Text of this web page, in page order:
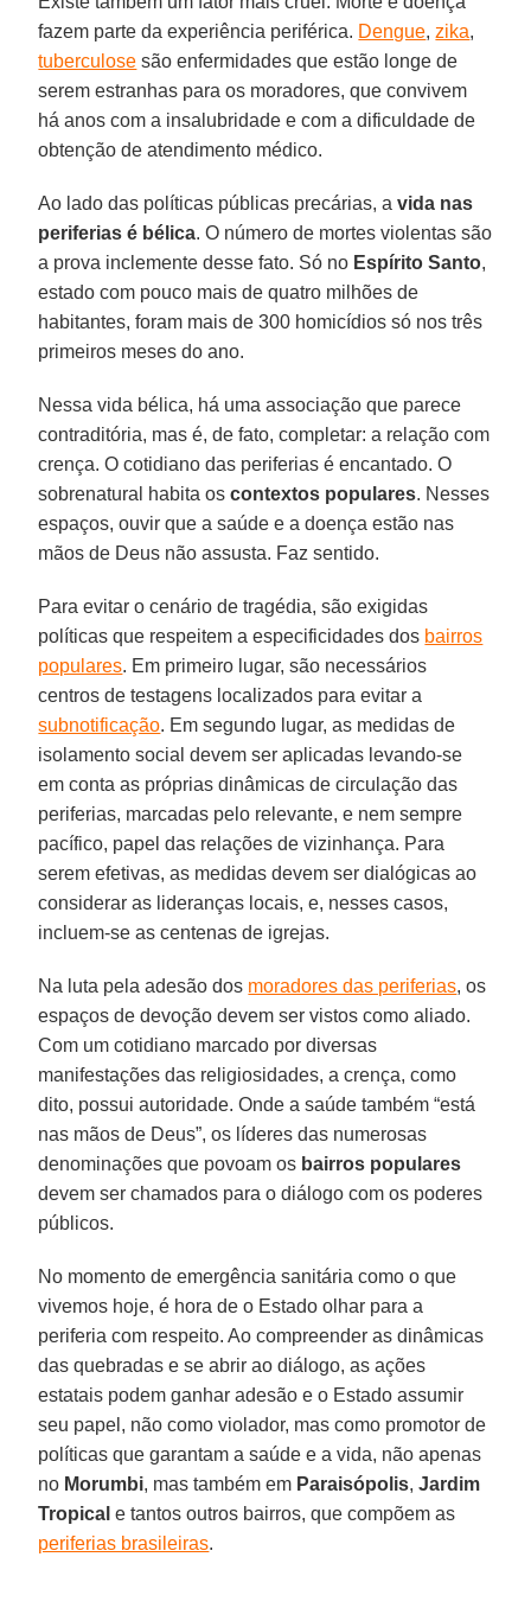
fazem parte da experiência periférica. Dengue,zika,
tuberculose são enfermidades que estão longe de
serem estranhas para os moradores, que convivem
há anos com a insalubridade e com a dificuldade de
obtenção de atendimento médico.
Ao lado das políticas públicas precárias, avida nas
periferias é bélica. O número de mortes violentas são
a prova inclemente desse fato. Só no Espírito Santo,
estado com pouco mais de quatro milhões de
habitantes, foram mais de 300 homicídios só nos três
primeiros meses do ano.
Nessa vida bélica, há uma associação que parece
contraditória, mas é, de fato, completar: a relação com
crença. O cotidiano das periferias é encantado. O
sobrenatural habita oscontextos populares. Nesses
espaços, ouvir que a saúde e a doença estão nas
mãos de Deus não assusta. Faz sentido.
Para evitar o cenário de tragédia, são exigidas
políticas que respeitem a especificidades dos bairros
populares. Em primeiro lugar, são necessários
centros de testagens localizados para evitar a
subnotificação. Em segundo lugar, as medidas de
isolamento social devem ser aplicadas levando-se
em conta as próprias dinâmicas de circulação das
periferias, marcadas pelo relevante, e nem sempre
pacífico, papel das relações de vizinhança. Para
serem efetivas, as medidas devem ser dialógicas ao
considerar as lideranças locais, e, nesses casos,
incluem-se as centenas de igrejas.
Na luta pela adesão dos moradores das periferias, os
espaços de devoção devem ser vistos como aliado.
Com um cotidiano marcado por diversas
manifestações das religiosidades, a crença, como
dito, possui autoridade. Onde a saúde também “está
nas mãos de Deus”, os líderes das numerosas
denominações que povoam os bairros populares
devem ser chamados para o diálogo com os poderes
públicos.
No momento de emergência sanitária como o que
vivemos hoje, é hora de o Estado olhar para a
periferia com respeito. Ao compreender as dinâmicas
das quebradas e se abrir ao diálogo, as ações
estatais podem ganhar adesão e o Estado assumir
seu papel, não como violador, mas como promotor de
políticas que garantam a saúde e a vida, não apenas
no Morumbi, mas também em Paraisópolis,Jardim
Tropical e tantos outros bairros, que compõem as
periferias brasileiras.